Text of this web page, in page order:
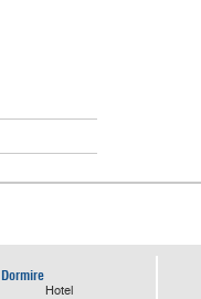
Dormire
Hotel